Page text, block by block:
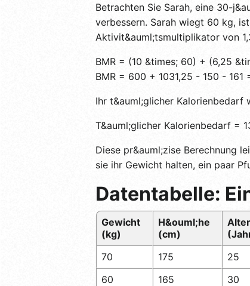
Betrachten Sie Sarah, eine 30-
verbessern. Sarah wiegt 60 kg,
Aktivit&auml;tsmultiplikator von
BMR = (10 &times; 60) + (6,25
BMR = 600 + 1031,25 - 150 - 161
Ihr t&auml;glicher Kalorienbedarf
T&auml;glicher Kalorienbedarf =
Diese pr&auml;zise Berechnung
sie ihr Gewicht halten, ein paar
Datentabelle:
Gewicht
(kg)
H&ouml;he
(cm)
Alter
70
175 25
60
165 30